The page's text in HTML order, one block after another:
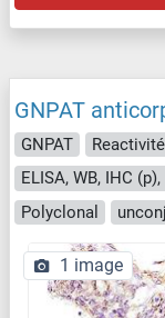
GNPAT
GNPAT
ELISA, WB, IHC
Polyclonal
1 image